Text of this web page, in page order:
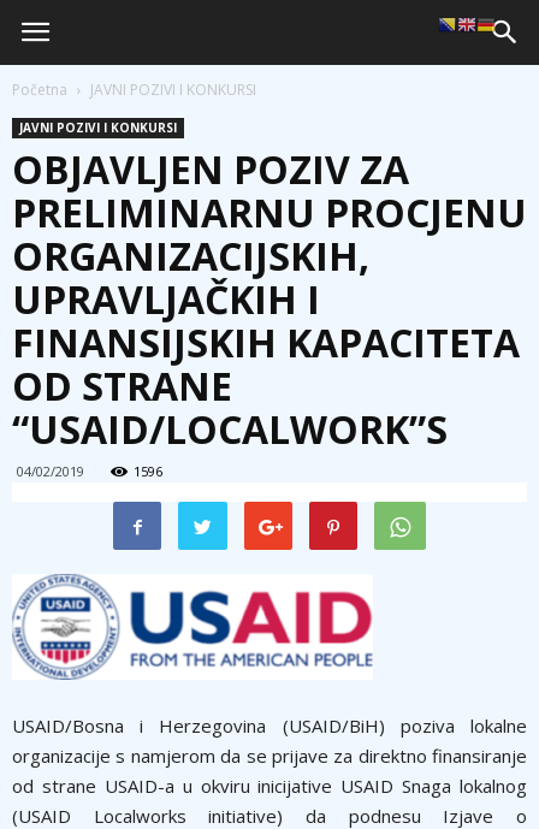
Početna JAVNI POZIVI I KONKURSI
JAVNI POZIVI I KONKURSI
OBJAVLJEN POZIV ZA
PRELIMINARNU PROCJENU
ORGANIZACIJSKIH,
UPRAVLJAČKIH I
FINANSIJSKIH KAPACITETA
OD STRANE
“USAID/LOCALWORK”S
04/02/2019 1596
USAID/Bosna i Herzegovina (USAID/BiH) poziva lokalne
organizacije s namjerom da se prijave za direktno finansiranje
od strane USAID-a u okviru inicijative USAID Snaga lokalnog
(USAID Localworks initiative) da podnesu Izjave o